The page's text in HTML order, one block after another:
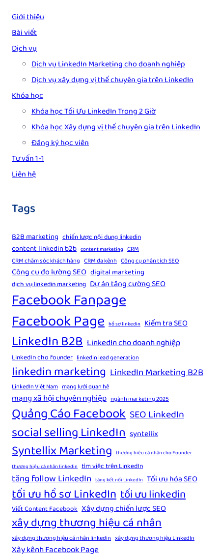
Giới thiệu
Bài viết
Dịch vụ
Dịch vụ LinkedIn Marketing cho doanh nghiệp
Dịch vụ xây dựng vị thế chuyên gia trên LinkedIn
Khóa học
Khóa học Tối Ưu LinkedIn Trong 2 Giờ
Khóa học Xây dựng vị thế chuyên gia trên LinkedIn
Đăng ký học viên
Tư vấn 1-1
Liên hệ
Tags
B2B marketing chiến lược nội dung linkedin
content linkedin b2b content marketing CRM
CRM chăm sóc khách hàng CRM đa kênh Công cụ phân tích SEO
Công cụ đo lường SEO digital marketing
dịch vụ linkedin marketing Dự án tăng cường SEO
Facebook Fanpage
Facebook Page hồ sơ linkedin Kiểm tra SEO
LinkedIn B2B LinkedIn cho doanh nghiệp
LinkedIn cho founder linkedin lead generation
linkedin marketing LinkedIn Marketing B2B
LinkedIn Việt Nam mạng lưới quan hệ
mạng xã hội chuyên nghiệp ngành marketing 2025
Quảng Cáo Facebook SEO LinkedIn
social selling LinkedIn syntellix
Syntellix Marketing thương hiệu cá nhân cho Founder
thương hiệu cá nhân linkedin tìm việc trên LinkedIn
tăng follow LinkedIn tăng kết nối LinkedIn Tối ưu hóa SEO
tối ưu hồ sơ LinkedIn tối ưu linkedin
Viết Content Facebook Xây dựng chiến lược SEO
xây dựng thương hiệu cá nhân
xây dựng thương hiệu cá nhân linkedin xây dựng thương hiệu LinkedIn
Xây kênh Facebook Page